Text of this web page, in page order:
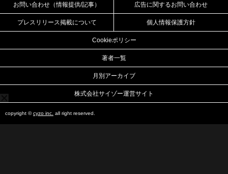
お問い合わせ（情報提供/記事） 広告に関するお問い合わせ
プレスリリース掲載について 個人情報保護方針
Cookieポリシー
著者一覧
月別アーカイブ
株式会社サイゾー運営サイト
copyright ©cyzo inc. all right reserved.